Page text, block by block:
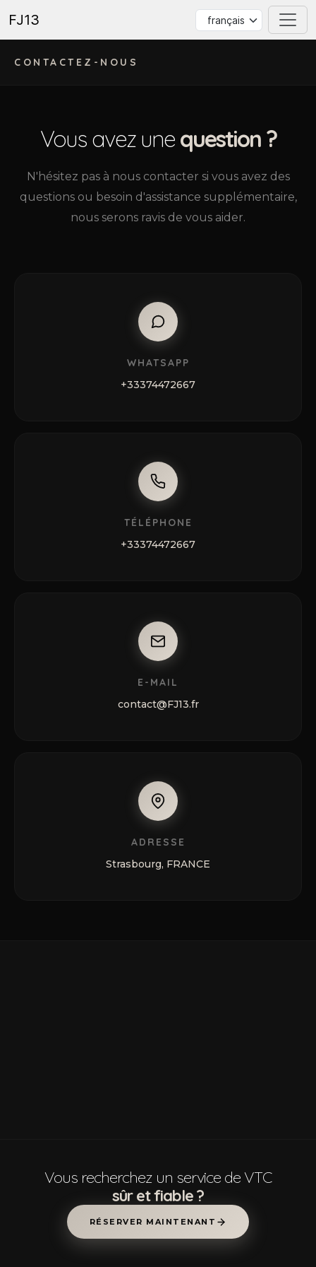
FJ13
CONTACTEZ-NOUS
Vous avez une question ?
N'hésitez pas à nous contacter si vous avez des
questions ou besoin d'assistance supplémentaire,
nous serons ravis de vous aider.
WHATSAPP
+33374472667
TÉLÉPHONE
+33374472667
E-MAIL
contact@FJ13.fr
ADRESSE
Strasbourg, FRANCE
Vous recherchez un service de VTC
sûr et fiable ?
RÉSERVER MAINTENANT